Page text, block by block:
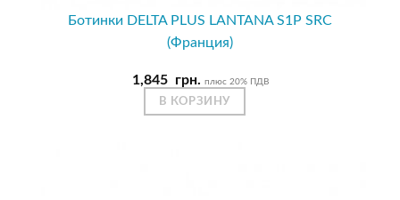
Ботинки DELTA PLUS LANTANA S1P SRC
(Франция)
1,845 грн. плюс 20% ПДВ
В КОРЗИНУ